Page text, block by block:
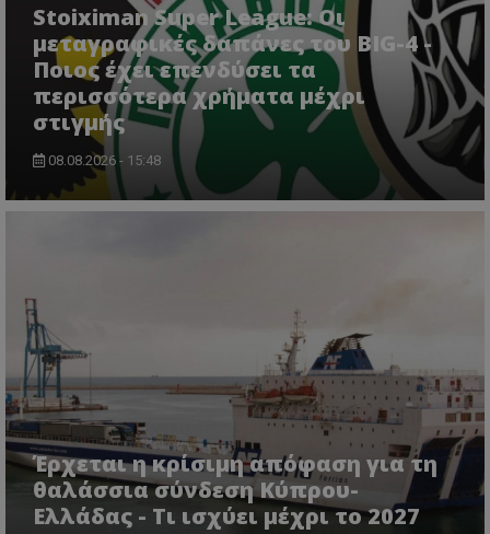
Stoiximan Super League: Οι
μεταγραφικές δαπάνες του BIG-4 -
Ποιος έχει επενδύσει τα
περισσότερα χρήματα μέχρι
στιγμής
08.08.2026 - 15:48
Έρχεται η κρίσιμη απόφαση για τη
θαλάσσια σύνδεση Κύπρου-
Ελλάδας - Τι ισχύει μέχρι το 2027